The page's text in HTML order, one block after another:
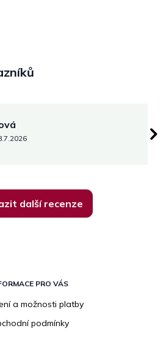
je 5 z 5 hvězdiček.
další recenze
PRO VÁS
a možnosti platby
podmínky